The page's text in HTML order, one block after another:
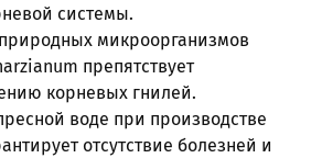
системы.
микроорганизмов
препятствует
корневых гнилей.
воде при производстве
отсутствие болезней и